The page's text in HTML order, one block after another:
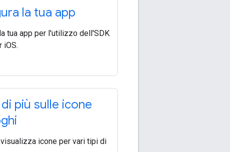
la tua app
tua app per l'utilizzo dell'SDK
iOS.
più sulle icone
icone per vari tipi di